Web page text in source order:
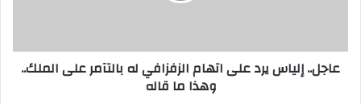
عاجل.. إلياس يرد على اتهام الزفزافي له بالتآمر على الملك..
وهذا ما قاله